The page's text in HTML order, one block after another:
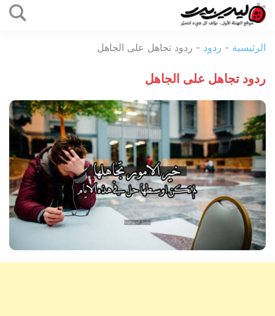
المحتوى
بيرد
الرئيسية - ردود - ردود تجاهل على الجاهل
ردود تجاهل على الجاهل